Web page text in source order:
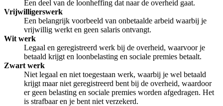
Een deel van de loonheffing dat naar de overheid gaat.
Vrijwilligerswerk
Een belangrijk voorbeeld van onbetaalde arbeid waarbij je
vrijwillig werkt en geen salaris ontvangt.
Wit werk
Legaal en geregistreerd werk bij de overheid, waarvoor je
betaald krijgt en loonbelasting en sociale premies betaalt.
Zwart werk
Niet legaal en niet toegestaan werk, waarbij je wel betaald
krijgt maar niet geregistreerd bent bij de overheid, waardoor
er geen belasting en sociale premies worden afgedragen. Het
is strafbaar en je bent niet verzekerd.